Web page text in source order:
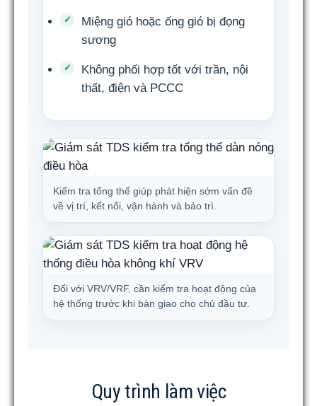
Miệng gió hoặc ống gió bị đọng
sương
Không phối hợp tốt với trần, nội
thất, điện và PCCC
Kiểm tra tổng thể giúp phát hiện sớm vấn đề
về vị trí, kết nối, vận hành và bảo trì.
Đối với VRV/VRF, cần kiểm tra hoạt động của
hệ thống trước khi bàn giao cho chủ đầu tư.
Quy trình làm việc